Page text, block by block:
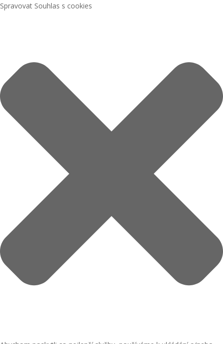
Spravovat Souhlas s cookies